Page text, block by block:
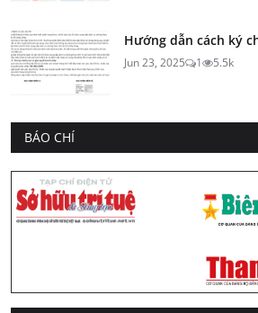
Hướng dẫn cách ký
Jun 23, 2025 1 5.5k
BÁO CHÍ